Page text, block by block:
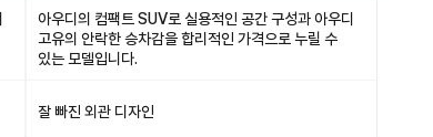
아우디의 컴팩트 SUV로 실용적인 공간 구성과 아우디
고유의 안락한 승차감을 합리적인 가격으로 누릴 수
있는 모델입니다.
잘 빠진 외관 디자인